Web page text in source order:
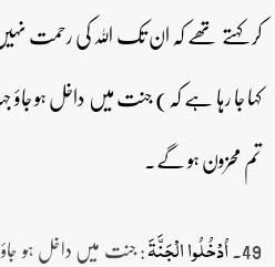
کر کہتے تھے کہ ان تک اللہ کی رحمت
کہا جا رہا ہے کہ) جنت میں داخل ہو جاؤ
تم محزون ہو گے۔
49۔ اُدۡخُلُوا الۡجَنَّۃَ: جنت میں داخل ہو